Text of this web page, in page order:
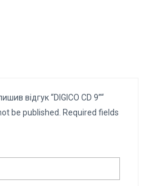
відгук “DIGICO CD 9”“
be published.
Required fields